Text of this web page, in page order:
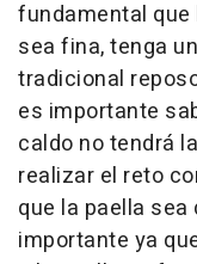
fundamental que
sea fina, tenga
tradicional
es importante
caldo no tendrá
realizar el reto
que la paella
importante ya